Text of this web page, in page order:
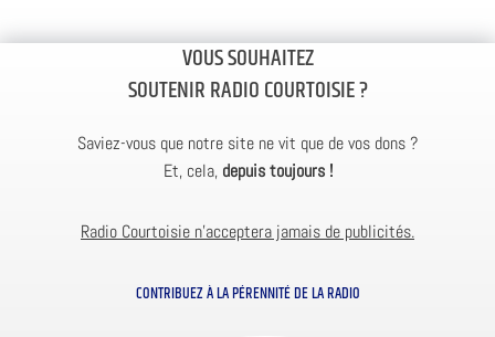
VOUS SOUHAITEZ
SOUTENIR RADIO COURTOISIE ?
Saviez-vous que notre site ne vit que de vos dons ?
Et, cela, depuis toujours !
Radio Courtoisie n’acceptera jamais de publicités.
CONTRIBUEZ À LA PÉRENNITÉ DE LA RADIO